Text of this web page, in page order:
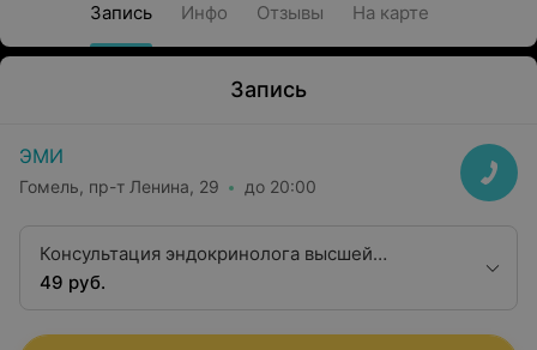
Запись Инфо Отзывы На карте
Запись
ЭМИ
Гомель, пр-т Ленина, 29 до 20:00
Консультация эндокринолога высшей
квалификационной категории
49 руб.